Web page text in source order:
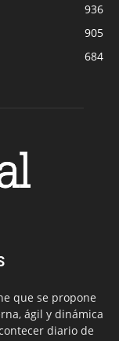
936
905
684
que se propone
ágil y dinámica
diario de